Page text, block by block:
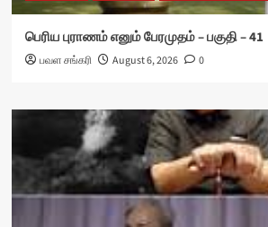
பெரிய புராணம் எனும் பேரமுதம் – பகுதி – 41
பவள சங்கரி August 6, 2026 0